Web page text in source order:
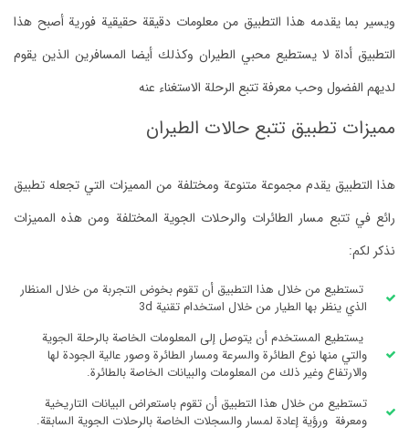
ويسير بما يقدمه هذا التطبيق من معلومات دقيقة حقيقية فورية أصبح هذا
التطبيق أداة لا يستطيع محبي الطيران وكذلك أيضا المسافرين الذين يقوم
لديهم الفضول وحب معرفة تتبع الرحلة الاستغناء عنه
مميزات تطبيق تتبع حالات الطيران
هذا التطبيق يقدم مجموعة متنوعة ومختلفة من المميزات التي تجعله تطبيق
رائع في تتبع مسار الطائرات والرحلات الجوية المختلفة ومن هذه المميزات
نذكر لكم:
تستطيع من خلال هذا التطبيق أن تقوم بخوض التجربة من خلال المنظار
الذي ينظر بها الطيار من خلال استخدام تقنية 3d
يستطيع المستخدم أن يتوصل إلى المعلومات الخاصة بالرحلة الجوية
والتي منها نوع الطائرة والسرعة ومسار الطائرة وصور عالية الجودة لها
والارتفاع وغير ذلك من المعلومات والبيانات الخاصة بالطائرة.
تستطيع من خلال هذا التطبيق أن تقوم باستعراض البيانات التاريخية
ومعرفة ورؤية إعادة لمسار والسجلات الخاصة بالرحلات الجوية السابقة.